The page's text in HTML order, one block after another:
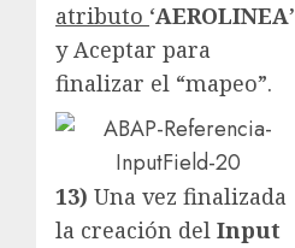
atributo ‘AEROLINEA’
y Aceptar para
finalizar el “mapeo”.
13) Una vez finalizada
la creación del Input